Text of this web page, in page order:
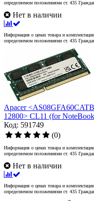
определяемом положениями ст. 435
Нет в наличии
Информация о ценах товара и
определяемом положениями ст. 435
Apacer
12800> CL11 (for
Код: 591749
(0)
Информация о ценах товара и
определяемом положениями ст. 435
Нет в наличии
Информация о ценах товара и
определяемом положениями ст. 435